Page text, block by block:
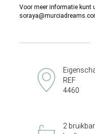
Voor meer informatie kunt
REF
4460
2